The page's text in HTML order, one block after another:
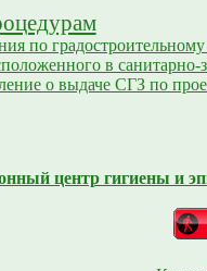
по
в
о выдаче СГЗ по
центр гигиены и